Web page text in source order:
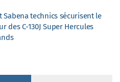
Sabena technics sécurisent le
des C-130J Super Hercules